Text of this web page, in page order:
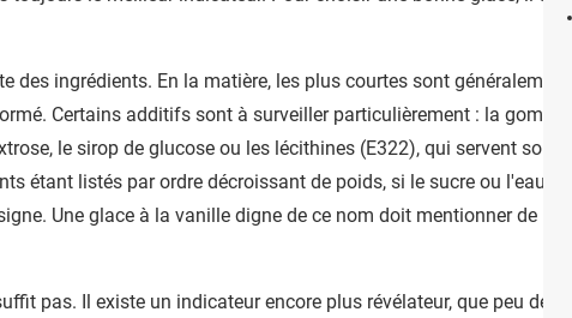
des ingrédients. En la matière, les plus courtes sont
Certains additifs sont à surveiller particulièrement : la gomme
le sirop de glucose ou les lécithines (E322), qui servent
étant listés par ordre décroissant de poids, si le sucre ou l'eau
Une glace à la vanille digne de ce nom doit mentionner de la
pas. Il existe un indicateur encore plus révélateur, que peu de